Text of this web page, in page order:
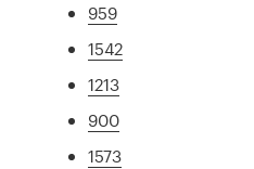
959
1542
1213
900
1573